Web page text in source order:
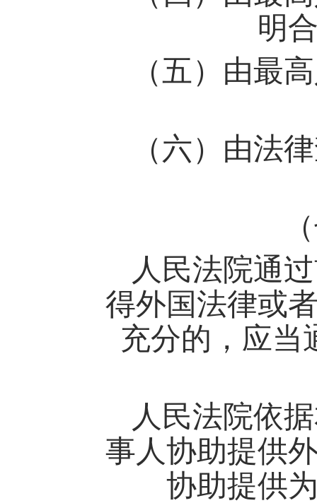
明
（五）由最
（六）由法
人民法院通
得外国法律或
充分的，应当
人民法院依
事人协助提供
协助提供